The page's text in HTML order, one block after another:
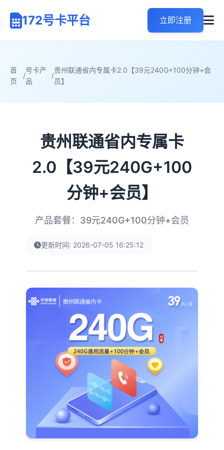
172号卡平台 立即注册
首
页
/
号卡产
品
/
贵州联通省内专属卡2.0【39元240G+100分钟+会
员】
贵州联通省内专属卡
2.0【39元240G+100
分钟+会员】
产品套餐：39元240G+100分钟+会员
更新时间: 2026-07-05 16:25:12